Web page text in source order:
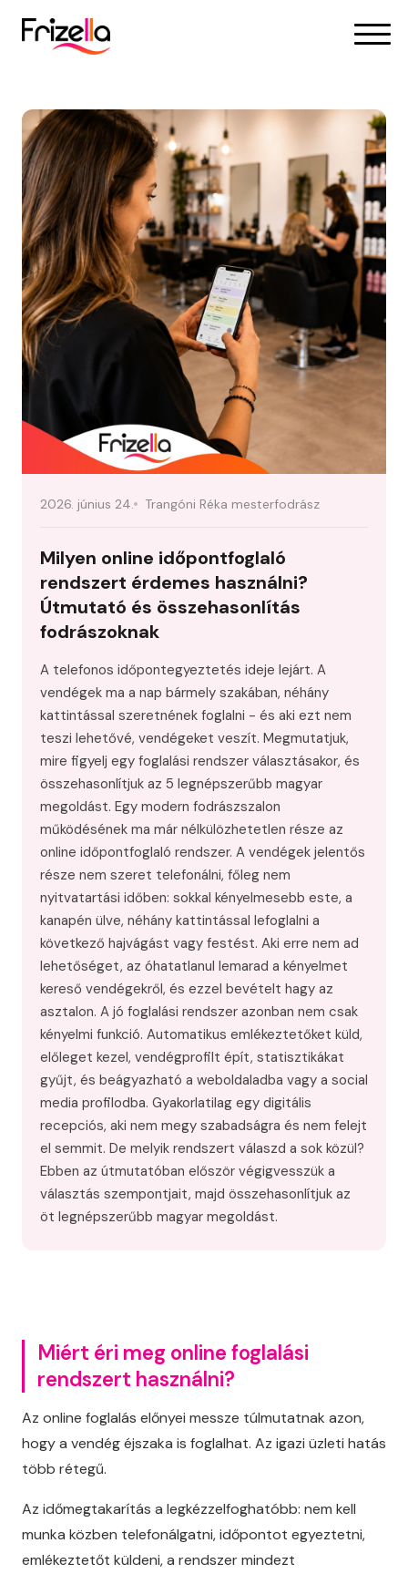
2026. június 24. Trangóni Réka mesterfodrász
Milyen online időpontfoglaló
rendszert érdemes használni?
Útmutató és összehasonlítás
fodrászoknak
A telefonos időpontegyeztetés ideje lejárt. A
vendégek ma a nap bármely szakában, néhány
kattintással szeretnének foglalni - és aki ezt nem
teszi lehetővé, vendégeket veszít. Megmutatjuk,
mire figyelj egy foglalási rendszer választásakor, és
összehasonlítjuk az 5 legnépszerűbb magyar
megoldást. Egy modern fodrászszalon
működésének ma már nélkülözhetetlen része az
online időpontfoglaló rendszer. A vendégek jelentős
része nem szeret telefonálni, főleg nem
nyitvatartási időben: sokkal kényelmesebb este, a
kanapén ülve, néhány kattintással lefoglalni a
következő hajvágást vagy festést. Aki erre nem ad
lehetőséget, az óhatatlanul lemarad a kényelmet
kereső vendégekről, és ezzel bevételt hagy az
asztalon. A jó foglalási rendszer azonban nem csak
kényelmi funkció. Automatikus emlékeztetőket küld,
előleget kezel, vendégprofilt épít, statisztikákat
gyűjt, és beágyazható a weboldaladba vagy a social
media profilodba. Gyakorlatilag egy digitális
recepciós, aki nem megy szabadságra és nem felejt
el semmit. De melyik rendszert válaszd a sok közül?
Ebben az útmutatóban először végigvesszük a
választás szempontjait, majd összehasonlítjuk az
öt legnépszerűbb magyar megoldást.
Miért éri meg online foglalási
rendszert használni?
Az online foglalás előnyei messze túlmutatnak azon,
hogy a vendég éjszaka is foglalhat. Az igazi üzleti hatás
több rétegű.
Az időmegtakarítás a legkézzelfoghatóbb: nem kell
munka közben telefonálgatni, időpontot egyeztetni,
emlékeztetőt küldeni, a rendszer mindezt